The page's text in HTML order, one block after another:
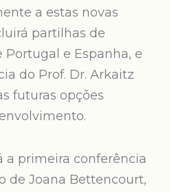
a estas novas
partilhas de
Portugal e Espanha, e
do Prof. Dr. Arkaitz
futuras opções
a primeira conferência
de Joana Bettencourt,